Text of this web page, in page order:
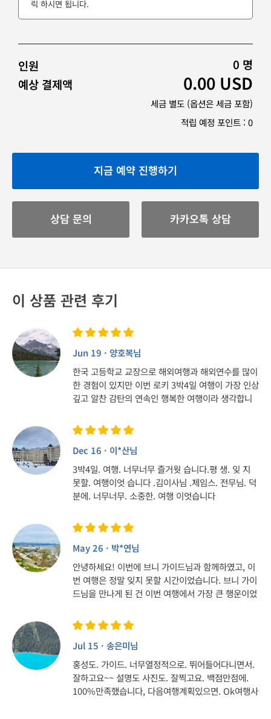
릭 하시면 됩니다.
0 명
인원
0.00 USD
예상 결제액
세금 별도 (옵션은 세금 포함)
적립 예정 포인트 : 0
지금 예약 진행하기
상담 문의 카카오톡 상담
이 상품 관련 후기
Jun 19 · 양호복님
한국 고등학교 교장으로 해외여행과 해외연수를 많이
한 경험이 있지만 이번 로키 3박4일 여행이 가장 인상
깊고 알찬 감탄의 연속인 행복한 여행이라 생각합니
난 판단력으로 안내하심이 명품이었고 긴 여정을 안
전하고 편안하게 운전해 주시면서 유익한 정보를 주
신 댄 드라이버님의 협력이 빛을 발하는 명작 여행작
품을 만들어 주셨습니다 고객의 마음을 감동시키고
기쁨과 행복을 주는 환상의 두남자~~ 안드리아와 댄~
21세기에 이런 가이드님과 기사님은 없으리라 생각
합니다 앞으로 캐나다 로키투어를 계획하신 분들은
최고입니다~~ 두분께 다시 한번 감사드리며 박수를
보냅니다 항상 건강하시길~~ 홧팅!!!! 입니다
Dec 16 · 이*산님
3박4일. 여행. 너무너무 즐거웟 습니다.평 생. 잊 지
못할. 여행이엇 습니다 .김이사님 .제임스. 전무님. 덕
분에. 너무너무. 소중한. 여행 이엇습니다
May 26 · 박*연님
안녕하세요! 이번에 브니 가이드님과 함께하였고, 이
번 여행은 정말 잊지 못할 시간이었습니다. 브니 가이
드님을 만나게 된 건 이번 여행에서 가장 큰 행운이었
캐나다 역사에 대해 잘 모르고 지냈는데, 가이드님께
서 쉽고 친절하게 설명해주셔서 자연스럽게 많은 것
을 배우게 되었어요! 덕분에 캐나다를 더 깊이 이해하
게 되었고, 이 나라에 대한 애정과 마음이 더 커지는
특별한 경험이 되었습니다. 여행 내내 보여주신 브니
가이드님의 열정과 리더십 또한 정말 인상적이었습니
다. 2박 3일 동안 여행자 한 명 한 명 세심하게 챙겨주
Jul 15 · 송은미님
홍성도. 가이드. 너무열정적으로. 뛰어들어다니면서.
잘하고요~~ 설명도 사진도. 잘찍고요. 백점만점에.
100%만족했습니다, 다음여행계획있으면. Ok여행사